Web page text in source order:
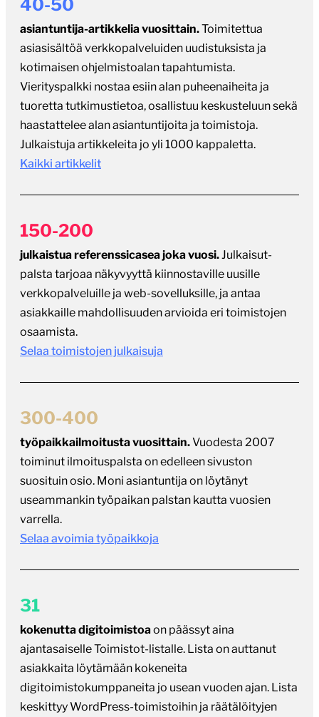
asiasisältöä verkkopalveluiden uudistuksista ja
kotimaisen ohjelmistoalan tapahtumista.
Vierityspalkki nostaa esiin alan puheenaiheita ja
tuoretta tutkimustietoa, osallistuu keskusteluun sekä
haastattelee alan asiantuntijoita ja toimistoja.
Julkaistuja artikkeleita jo yli 1000 kappaletta.
Kaikki artikkelit
150-200
palsta tarjoaa näkyvyyttä kiinnostaville uusille
verkkopalveluille ja web-sovelluksille, ja antaa
asiakkaille mahdollisuuden arvioida eri toimistojen
osaamista.
Selaa toimistojen julkaisuja
300-400
toiminut ilmoituspalsta on edelleen sivuston
suosituin osio. Moni asiantuntija on löytänyt
useammankin työpaikan palstan kautta vuosien
varrella.
Selaa avoimia työpaikkoja
31
ajantasaiselle Toimistot-listalle. Lista on auttanut
asiakkaita löytämään kokeneita
digitoimistokumppaneita jo usean vuoden ajan. Lista
keskittyy WordPress-toimistoihin ja räätälöityjen
web-sovellusten tekijöihin.
Selaa Toimistot-listaa